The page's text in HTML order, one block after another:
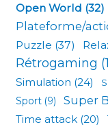
Open World (32)
Plateforme/
Puzzle (37)
Rétrogaming
Simulation (24)
Sport (9) Super
Time attack (20)